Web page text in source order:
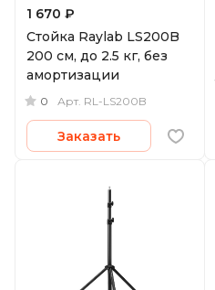
1 670 ₽
Стойка Raylab LS200B
200 см, до 2.5 кг, без
амортизации
0 Арт. RL-LS200B
Заказать